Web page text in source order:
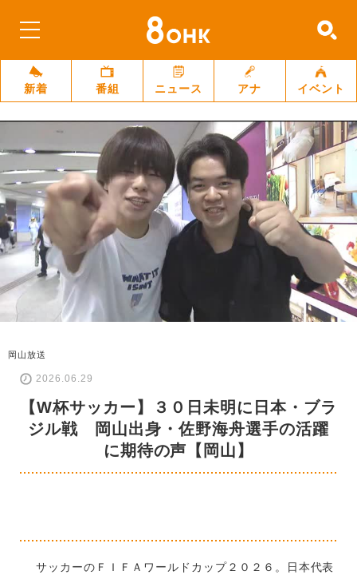
新着 番組 ニュース アナ イベント
岡山放送
2026.06.29
【W杯サッカー】３０日未明に日本・ブラ
ジル戦 岡山出身・佐野海舟選手の活躍
に期待の声【岡山】
サッカーのＦＩＦＡワールドカップ２０２６。日本代表